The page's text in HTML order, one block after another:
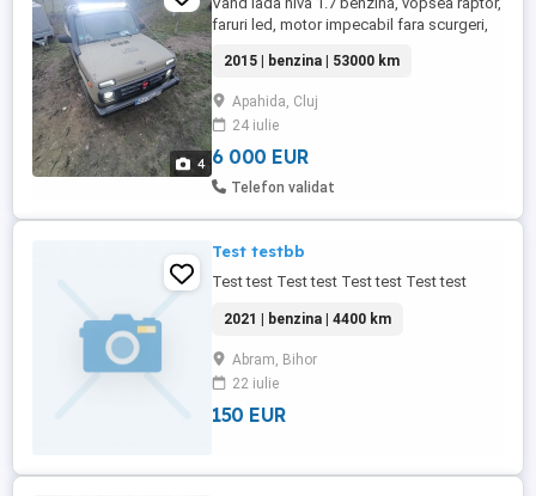
4
faruri led, motor impecabil fara scurgeri,
rugina la prag dreapta,mai multe detalii la
nr de telefon.
2015 | benzina | 53000 km
Apahida, Cluj
24 iulie
6 000 EUR
Telefon validat
Test testbb
Test test Test test Test test Test test
2021 | benzina | 4400 km
Abram, Bihor
22 iulie
150 EUR